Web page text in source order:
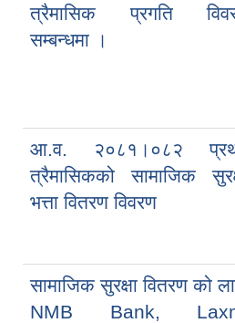
त्रैमासिक प्रगति
सम्बन्धमा ।
आ.व. २०८१।०८२
त्रैमासिकको सामाजिक
भत्ता वितरण विवरण
सामाजिक सुरक्षा वितरण को
NMB Bank,